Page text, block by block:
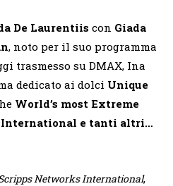
De Laurentiis con Giada
, noto per il suo programma
trasmesso su DMAX, Ina
dedicato ai dolci Unique
World’s most Extreme
International e tanti altri…
Networks International,